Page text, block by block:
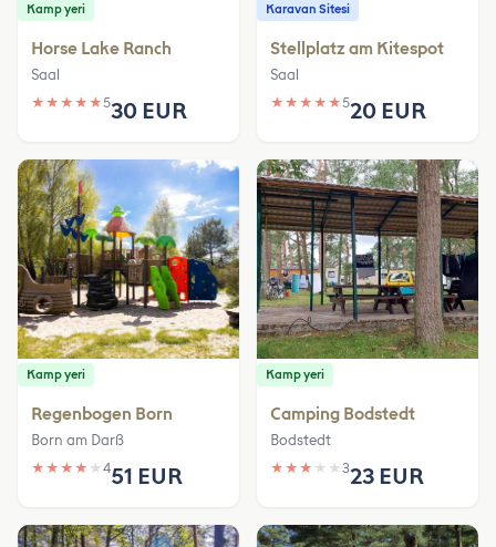
Kamp yeri
Horse Lake Ranch
Saal
★ ★ ★ ★ ★530 EUR
Karavan Sitesi
Stellplatz am Kitespot
Saal
★ ★ ★ ★ ★520 EUR
Kamp yeri
Regenbogen Born
Born am Darß
★ ★ ★ ★ ★ 451 EUR
Kamp yeri
Camping Bodstedt
Bodstedt
★ ★ ★ ★ ★ 323 EUR